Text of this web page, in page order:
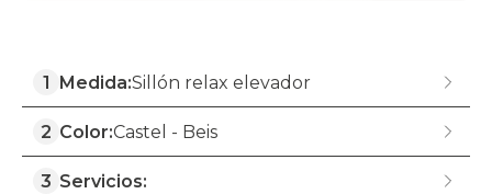
1 Medida:Sillón relax elevador
2 Color:Castel - Beis
3 Servicios: